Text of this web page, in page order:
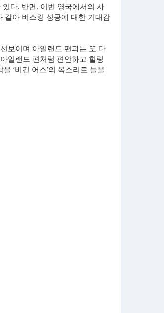
다. 반면, 이번 영국에서의 사
같아 버스킹 성공에 대한 기대감
보이며 아일랜드 편과는 또 다
일랜드 편처럼 편안하고 힐링
‘비긴 어스’의 목소리로 들을